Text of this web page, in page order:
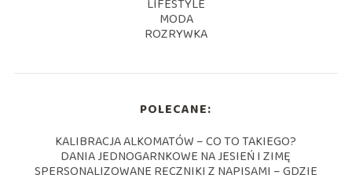
LIFESTYLE
MODA
ROZRYWKA
POLECANE:
KALIBRACJA ALKOMATÓW – CO TO TAKIEGO?
DANIA JEDNOGARNKOWE NA JESIEŃ I ZIMĘ